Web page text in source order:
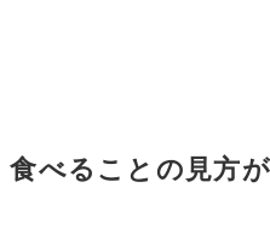
べることの見方